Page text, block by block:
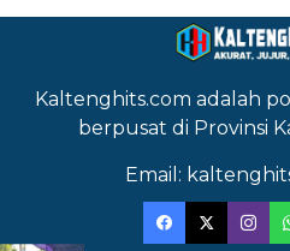
Kaltenghits.com adalah
berpusat di Provinsi
Email: